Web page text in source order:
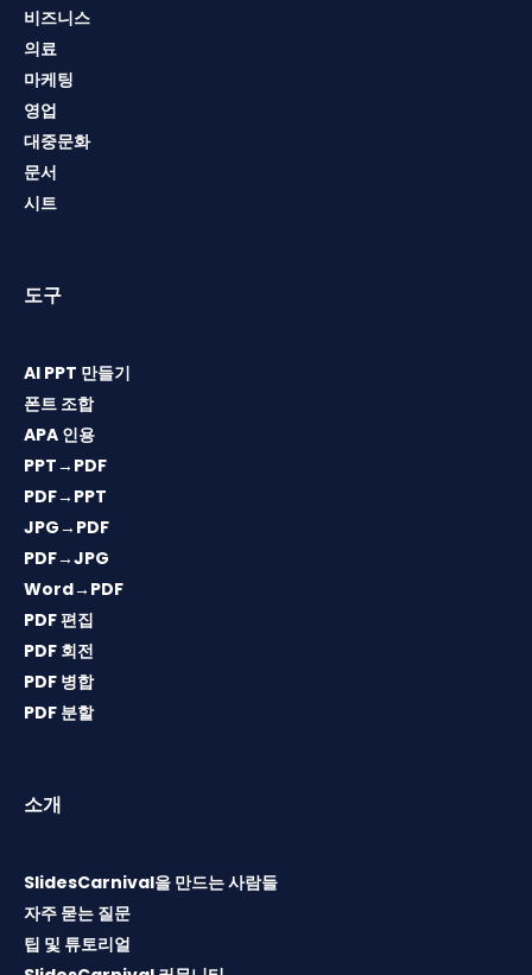
비즈니스
의료
마케팅
영업
대중문화
문서
시트
도구
AI PPT 만들기
폰트 조합
APA 인용
PPT→PDF
PDF→PPT
JPG→PDF
PDF→JPG
Word→PDF
PDF 편집
PDF 회전
PDF 병합
PDF 분할
소개
SlidesCarnival을 만드는 사람들
자주 묻는 질문
팁 및 튜토리얼